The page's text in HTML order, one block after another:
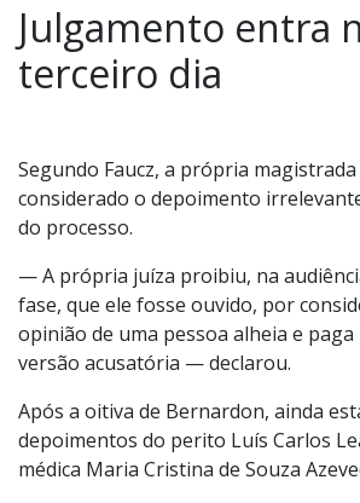
Julgamento entra
terceiro dia
Segundo Faucz, a própria
considerado o depoimento
do processo.
— A própria juíza proibiu, na
fase, que ele fosse ouvido, por
opinião de uma pessoa alheia e
versão acusatória — declarou.
Após a oitiva de Bernardon, ainda
depoimentos do perito Luís Carlos
médica Maria Cristina de Souza